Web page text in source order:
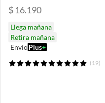
$ 16.190
Llega mañana
Retira mañana
EnvíoPlus+
(19)